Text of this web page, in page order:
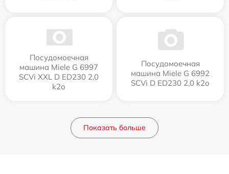
Посудомоечная
машина Miele G 6997
SCVi XXL D ED230 2,0
k2o
Посудомоечная
машина Miele G 6992
SCVi D ED230 2,0 k2o
Показать больше